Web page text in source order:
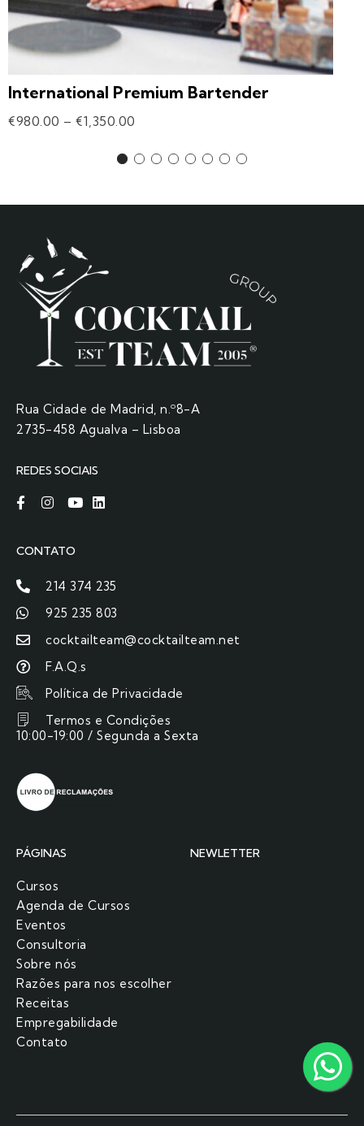
International Premium Bartender
€980.00 – €1,350.00
Rua Cidade de Madrid, n.º8-A
2735-458 Agualva – Lisboa
REDES SOCIAIS
CONTATO
214 374 235
925 235 803
cocktailteam@cocktailteam.net
F.A.Q.s
Política de Privacidade
Termos e Condições
10:00-19:00 / Segunda a Sexta
PÁGINAS
Cursos
Agenda de Cursos
Eventos
Consultoria
Sobre nós
Razões para nos escolher​
Receitas
Empregabilidade
Contato
NEWLETTER